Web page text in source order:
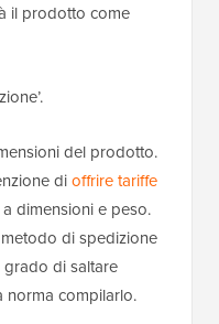
il prodotto come
del prodotto.
dioffrire tariffe
dimensioni e peso.
di spedizione
grado di saltare
norma compilarlo.